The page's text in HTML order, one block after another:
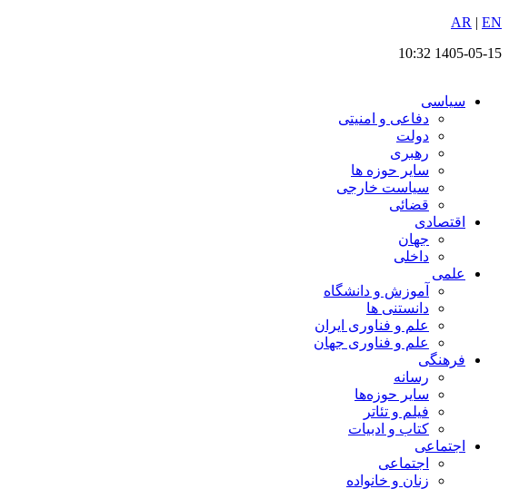
پرش
محتوا
AR | EN
1405-05-15 10:32
سیاسی
دفاعی و امنیتی
دولت
رهبری
سایر حوزه ها
سیاست خارجی
قضائی
اقتصادی
جهان
داخلی
علمی
آموزش و دانشگاه
دانستنی ها
علم و فناوری ایران
علم و فناوری جهان
فرهنگی
رسانه
سایر حوزه‌ها
فیلم و تئاتر
کتاب و ادبیات
اجتماعی
اجتماعی
زنان و خانواده